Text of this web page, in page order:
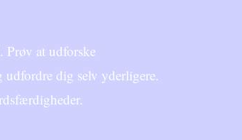
Prøv at udforske
dig selv yderligere.